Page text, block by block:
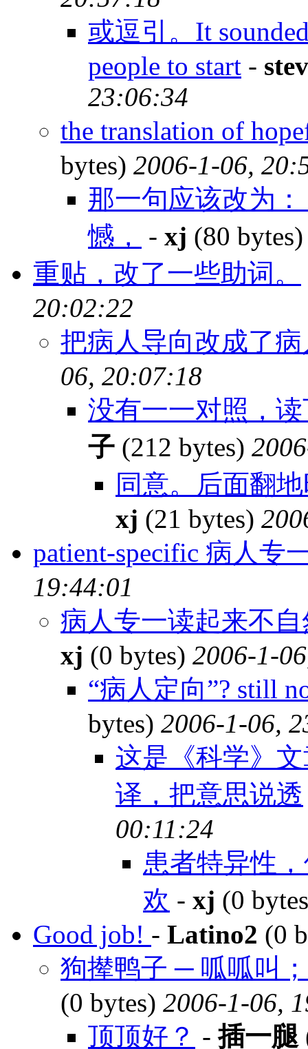
或逗引。It
people to start -
23:06:34
the translation of
bytes) 2006-1-06,
那一句应该改为
憾，
- xj (80
重贴，改了一些助词。
20:02:22
把病人导向改成了
06, 20:07:18
没有一一对照，
子 (212 bytes)
同意。后面翻
xj (21 bytes)
patient-specific 病人专
19:44:01
病人专一读起来不
xj (0 bytes) 2006-1-
“病人定向”? still
bytes) 2006-1-06,
这是《科学》
译，把意思说透
00:11:24
患者特异性
欢 - xj (0
Good job! - Latino2 (0
狗撵鸭子 ─ 呱呱叫
(0 bytes) 2006-1-06,
顶顶好？ -插一腿